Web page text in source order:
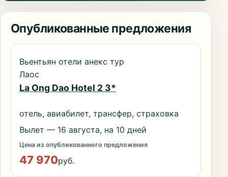
Опубликованные предложения
Вьентьян отели анекс тур
Лаос
La Ong Dao Hotel 2 3*
отель, авиабилет, трансфер, страховка
Вылет — 16 августа, на 10 дней
Цена из опубликованного предложения
47 970руб.